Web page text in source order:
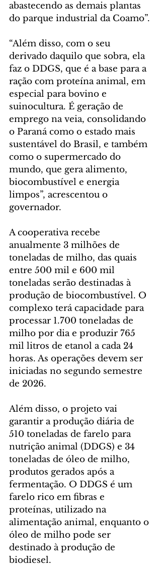
abastecendo as demais plantas
do parque industrial da Coamo”.
“Além disso, com o seu
derivado daquilo que sobra, ela
faz o DDGS, que é a base para a
ração com proteína animal, em
especial para bovino e
suinocultura. É geração de
emprego na veia, consolidando
o Paraná como o estado mais
sustentável do Brasil, e também
como o supermercado do
mundo, que gera alimento,
biocombustível e energia
limpos”, acrescentou o
governador.
A cooperativa recebe
anualmente 3 milhões de
toneladas de milho, das quais
entre 500 mil e 600 mil
toneladas serão destinadas à
produção de biocombustível. O
complexo terá capacidade para
processar 1.700 toneladas de
milho por dia e produzir 765
mil litros de etanol a cada 24
horas. As operações devem ser
iniciadas no segundo semestre
de 2026.
Além disso, o projeto vai
garantir a produção diária de
510 toneladas de farelo para
nutrição animal (DDGS) e 34
toneladas de óleo de milho,
produtos gerados após a
fermentação. O DDGS é um
farelo rico em fibras e
proteínas, utilizado na
alimentação animal, enquanto o
óleo de milho pode ser
destinado à produção de
biodiesel.